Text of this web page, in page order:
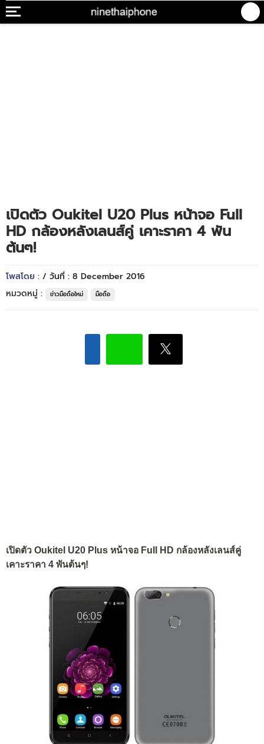
เปิดตัว Oukitel U20 Plus หน้าจอ Full
HD กล้องหลังเลนส์คู่ เคาะราคา 4 พัน
ต้นๆ!
โพสโดย : / วันที่ : 8 December 2016
หมวดหมู่ :
ข่าวมือถือใหม่ มือถือ
เปิดตัว Oukitel U20 Plus หน้าจอ Full HD กล้องหลังเลนส์คู่
เคาะราคา 4 พันต้นๆ!